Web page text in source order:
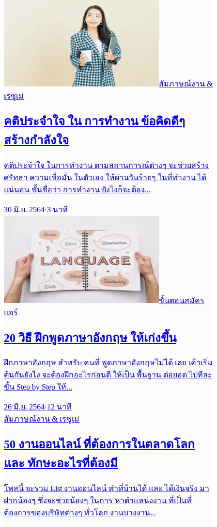
สัมภาษณ์งาน &
เรซูเม่
คติประจำใจ ใน การทำงาน ข้อคิดดีๆ
สร้างกำลังใจ
คติประจำใจ ในการทำงาน ตามสถานการณ์ต่างๆ จะช่วยสร้าง
ศรัทธา ความเชื่อมั่น ในตัวเอง ให้ผ่านวันร้ายๆ ในที่ทำงาน ได้
แน่นอน ขั้นชื่อว่า การทำงาน ยังไงก็จะต้อง...
30 มิ.ย. 2564·3 นาที
ขั้นตอนสมัคร
แอร์
20 วิธี ฝึกพูดภาษาอังกฤษ ให้เก่งขึ้น
ฝึกภาษาอังกฤษ สำหรับ คนที่ พูดภาษาอังกฤษไม่ได้ เลย เค้าเริ่ม
ต้นกันยังไง จะต้องฝึกอะไรก่อนดี ให้เป็น พื้นฐาน ต่อยอด ไปทีละ
ขั้น Step by Step ให้...
26 มิ.ย. 2564·12 นาที
สัมภาษณ์งาน & เรซูเม่
50 งานออนไลน์ ที่ต้องการในตลาดโลก
และ ทักษะอะไรที่ต้องมี
โพสนี้ จะรวม List งานออนไลน์ ทำที่บ้านได้ และ ได้เงินจริง มา
ฝากน้องๆ ซึ่งจะช่วยน้องๆ ในการ หาตำแหน่งงาน ที่เป็นที่
ต้องการของบริษัทต่างๆ ทั่วโลก งานบางงาน...